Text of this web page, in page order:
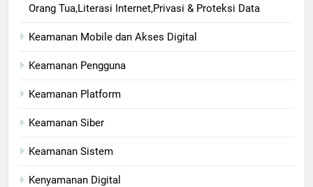
Orang Tua,Literasi Internet,Privasi & Proteksi Data
Keamanan Mobile dan Akses Digital
Keamanan Pengguna
Keamanan Platform
Keamanan Siber
Keamanan Sistem
Kenyamanan Digital